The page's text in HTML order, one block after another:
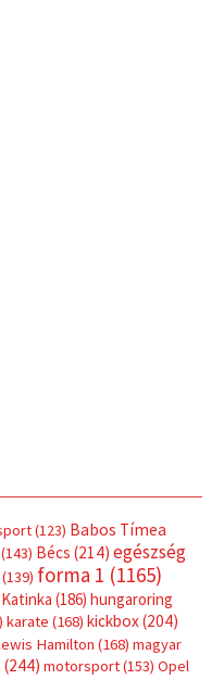
(123) Babos Tímea
(143) Bécs (214) egészség
(139) forma 1 (1165)
(186) hungaroring
karate (168) kickbox(204)
Hamilton (168) magyar
(244) motorsport(153) Opel